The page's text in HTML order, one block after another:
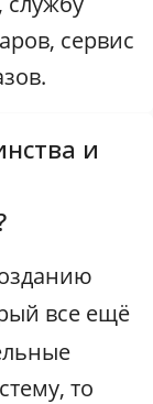
сервис
и
все ещё
то